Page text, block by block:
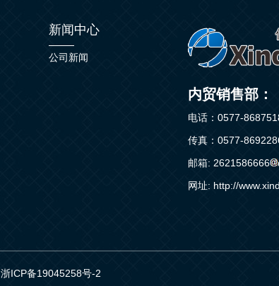
新闻中心
公司新闻
内贸销售部：
电话：0577-
传真：0577-
邮箱: 2621586666
网址: http://
浙ICP备19045258号-2